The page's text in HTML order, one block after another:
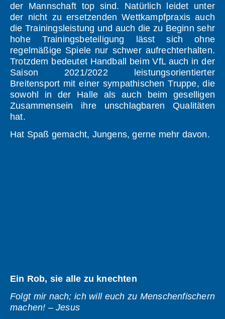
der Mannschaft top sind. Natürlich leidet unter
der nicht zu ersetzenden Wettkampfpraxis auch
die Trainingsleistung und auch die zu Beginn sehr
hohe Trainingsbeteiligung lässt sich ohne
regelmäßige Spiele nur schwer aufrechterhalten.
Trotzdem bedeutet Handball beim VfL auch in der
Saison 2021/2022 leistungsorientierter
Breitensport mit einer sympathischen Truppe, die
sowohl in der Halle als auch beim geselligen
Zusammensein ihre unschlagbaren Qualitäten
hat.
Hat Spaß gemacht, Jungens, gerne mehr davon.
Ein Rob, sie alle zu knechten
Folgt mir nach; ich will euch zu Menschenfischern
machen! – Jesus